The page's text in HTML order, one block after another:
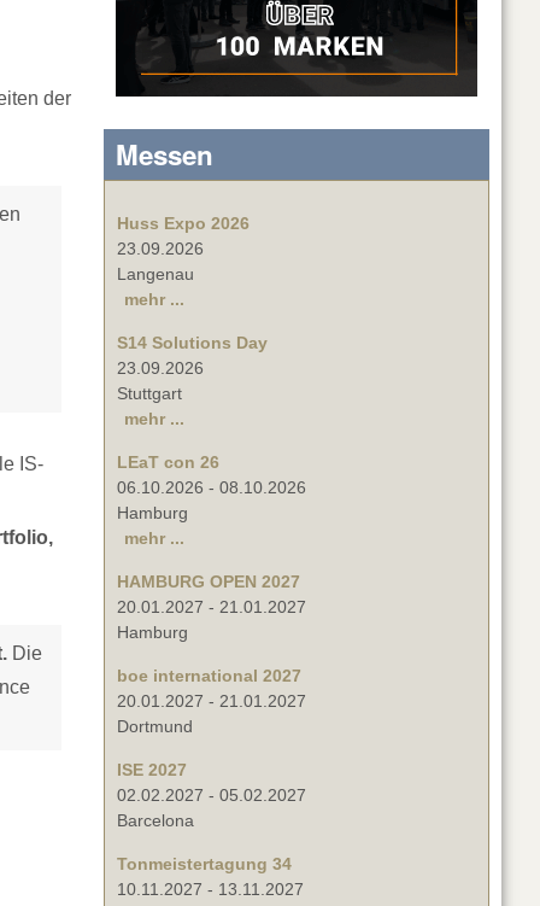
der
IS-
Die
Messen
Huss Expo 2026
23.09.2026
Langenau
mehr ...
S14 Solutions Day
23.09.2026
Stuttgart
mehr ...
LEaT con 26
06.10.2026 - 08.10.2026
Hamburg
mehr ...
HAMBURG OPEN 2027
20.01.2027 - 21.01.2027
Hamburg
boe international 2027
20.01.2027 - 21.01.2027
Dortmund
ISE 2027
02.02.2027 - 05.02.2027
Barcelona
Tonmeistertagung 34
10.11.2027 - 13.11.2027